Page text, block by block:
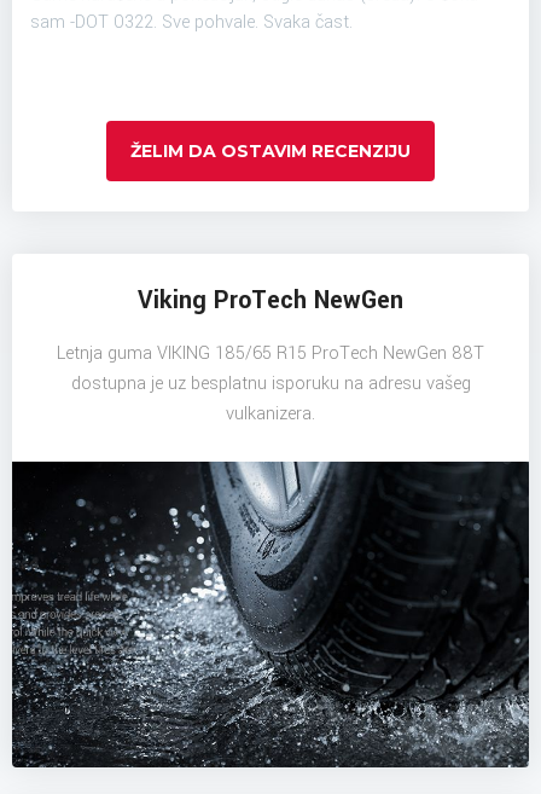
sam -DOT 0322. Sve pohvale. Svaka čast.
ŽELIM DA OSTAVIM RECENZIJU
Viking ProTech NewGen
Letnja guma VIKING 185/65 R15 ProTech NewGen 88T
dostupna je uz besplatnu isporuku na adresu vašeg
vulkanizera.